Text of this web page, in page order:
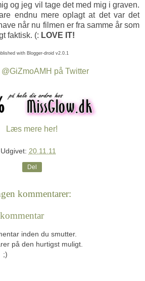
og jeg vil tage det med mig i graven.
endnu mere oplagt at det var det
når nu filmen er fra samme år som
faktisk. (: LOVE IT!
with Blogger-droid v2.0.1
på Twitter
Læs mere her!
Udgivet: 20.11.11
Del
kommentarer:
inden du smutter.
på den hurtigst muligt.
;)